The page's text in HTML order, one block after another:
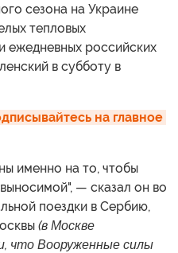
сезона на Украине
тепловых
ежедневных российских
в субботу в
на главное
именно на то, чтобы
— сказал он во
поездки в Сербию,
(в Москве
что Вооруженные силы